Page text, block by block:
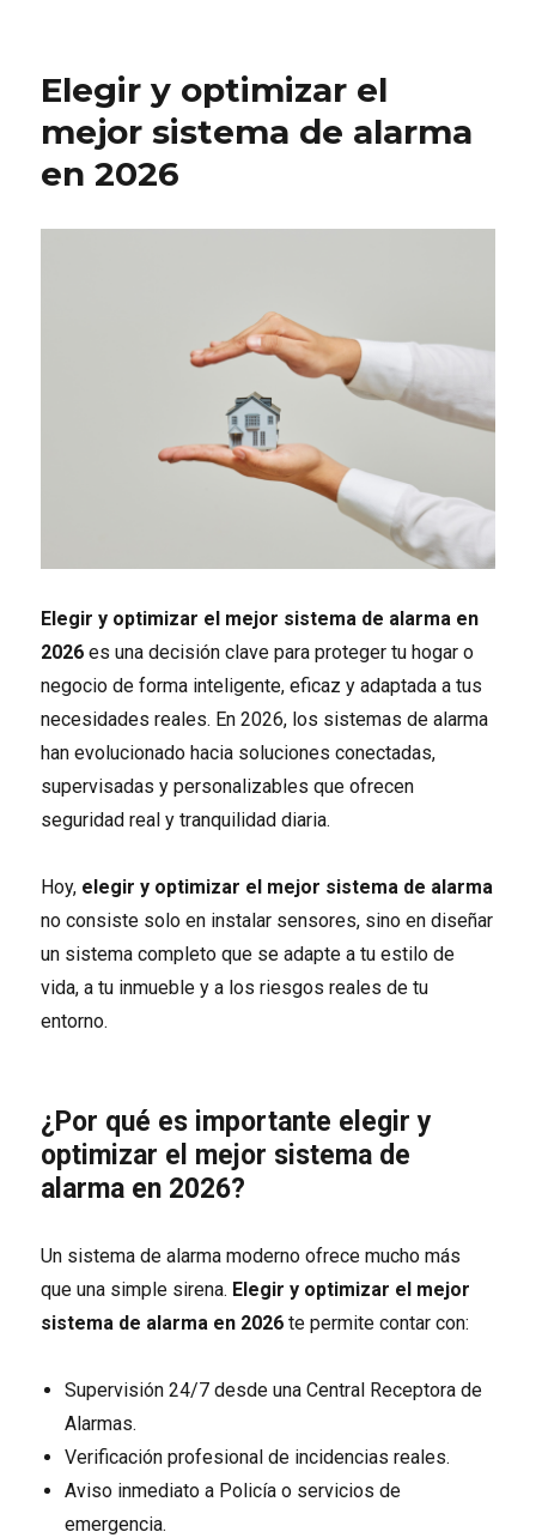
Elegir y optimizar el
mejor sistema de alarma
en 2026
Elegir y optimizar el mejor sistema de alarma en
2026 es una decisión clave para proteger tu hogar o
negocio de forma inteligente, eficaz y adaptada a tus
necesidades reales. En 2026, los sistemas de alarma
han evolucionado hacia soluciones conectadas,
supervisadas y personalizables que ofrecen
seguridad real y tranquilidad diaria.
Hoy, elegir y optimizar el mejor sistema de alarma
no consiste solo en instalar sensores, sino en diseñar
un sistema completo que se adapte a tu estilo de
vida, a tu inmueble y a los riesgos reales de tu
entorno.
¿Por qué es importante elegir y
optimizar el mejor sistema de
alarma en 2026?
Un sistema de alarma moderno ofrece mucho más
que una simple sirena. Elegir y optimizar el mejor
sistema de alarma en 2026 te permite contar con:
Supervisión 24/7 desde una Central Receptora de
Alarmas.
Verificación profesional de incidencias reales.
Aviso inmediato a Policía o servicios de
emergencia.